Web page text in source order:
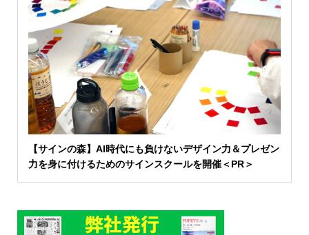
【サインの森】AI時代にも負けないデザイン力＆プレゼン
力を身に付けるためのサインスクールを開催＜PR＞